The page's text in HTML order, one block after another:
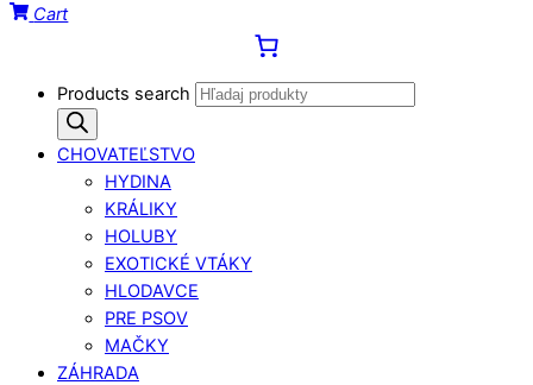
Cart
Products search
CHOVATEĽSTVO
HYDINA
KRÁLIKY
HOLUBY
EXOTICKÉ VTÁKY
HLODAVCE
PRE PSOV
MAČKY
ZÁHRADA